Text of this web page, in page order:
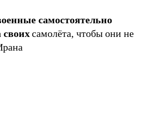
самостоятельно
самолёта, чтобы они не